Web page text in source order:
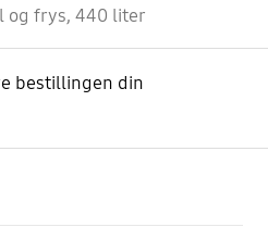
og frys, 440 liter
bestillingen din